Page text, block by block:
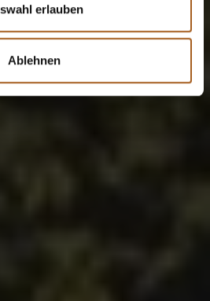
erlauben
Ablehnen